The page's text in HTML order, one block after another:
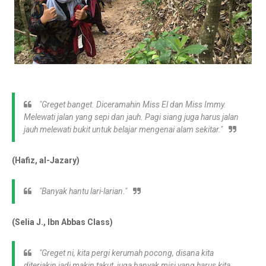
"Greget banget. Diceramahin Miss El dan Miss Immy.
Melewati jalan yang sepi dan jauh. Pagi siang juga harus jalan
jauh melewati bukit untuk belajar mengenai alam sekitar."
(Hafiz, al-Jazary)
"Banyak hantu lari-larian."
(Selia J., Ibn Abbas Class)
"Greget ni, kita pergi kerumah pocong, disana kita